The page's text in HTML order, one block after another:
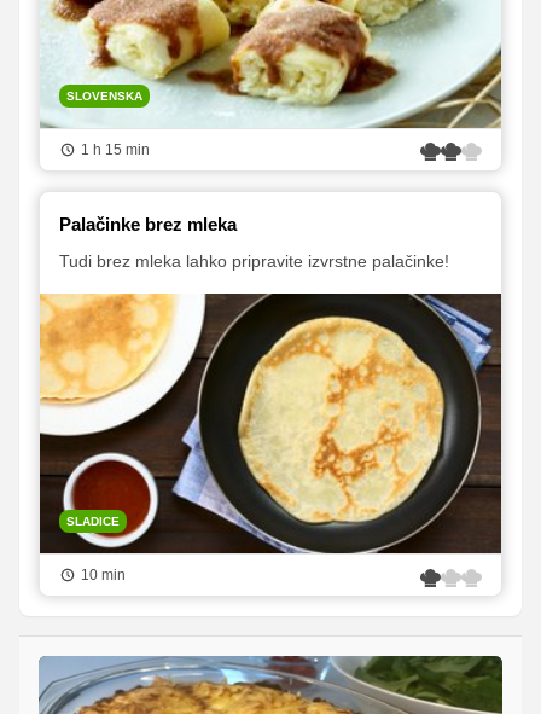
SLOVENSKA
1 h 15 min
Palačinke brez mleka
Tudi brez mleka lahko pripravite izvrstne palačinke!
SLADICE
10 min